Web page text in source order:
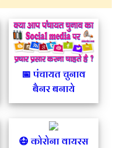
📅 पंचायत चुनाव
बैनर बनाये
😷 कोरोना वायरस